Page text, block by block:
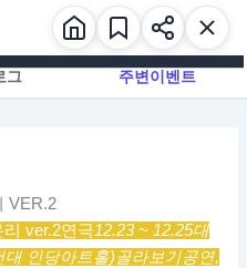
그 주변이벤트
VER.2
ver.2연극12.23 ~ 12.25대
대 인당아트홀)골라보기공연,